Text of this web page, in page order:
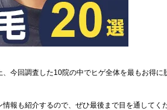
今回調査した10院の中でヒゲ全体を最もお得に
報も紹介するので、ぜひ最後まで目を通してく